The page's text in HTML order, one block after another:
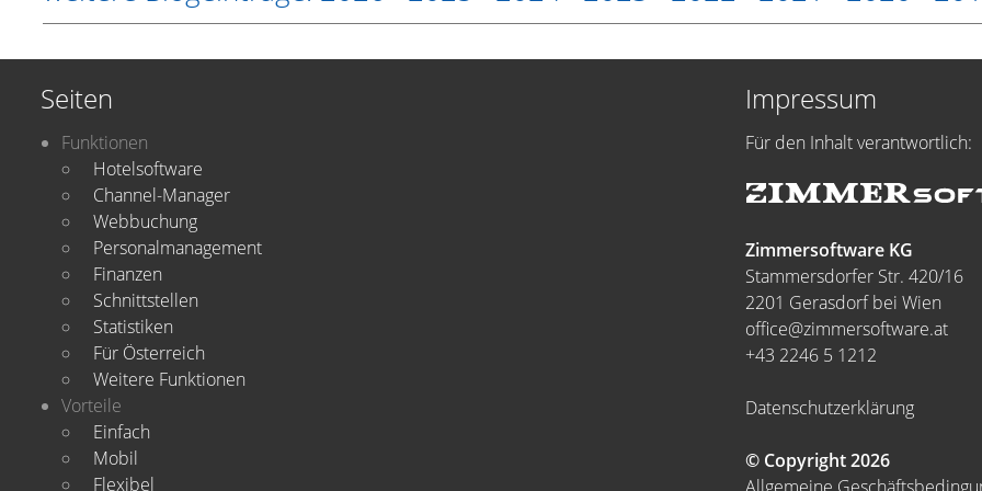
Seiten
Funktionen
Hotelsoftware
Channel-Manager
Webbuchung
Personalmanagement
Finanzen
Schnittstellen
Statistiken
Für Österreich
Weitere Funktionen
Vorteile
Einfach
Mobil
Flexibel
Impressum
Für den Inhalt verantwortlich:
Zimmersoftware KG
Stammersdorfer Str. 420/16
2201 Gerasdorf bei Wien
office@zimmersoftware.at
+43 2246 5 1212
Datenschutzerklärung
© Copyright 2026